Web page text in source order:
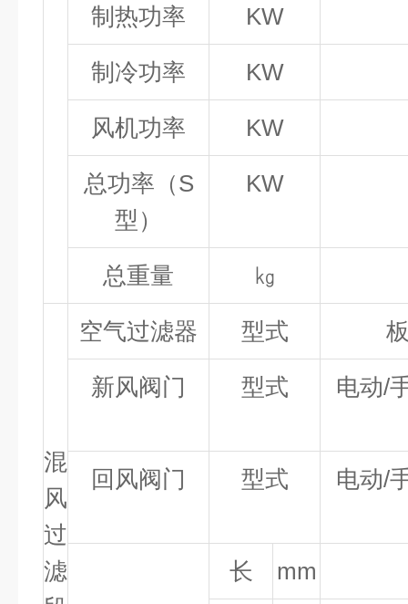
制热功率 KW
制冷功率 KW
风机功率 KW
总功率（S
型）
KW
总重量 ㎏
混
风
过
滤
空气过滤器 型式
新风阀门 型式 电动/
回风阀门 型式 电动/
长 mm